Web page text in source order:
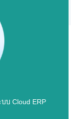
บ Cloud ERP